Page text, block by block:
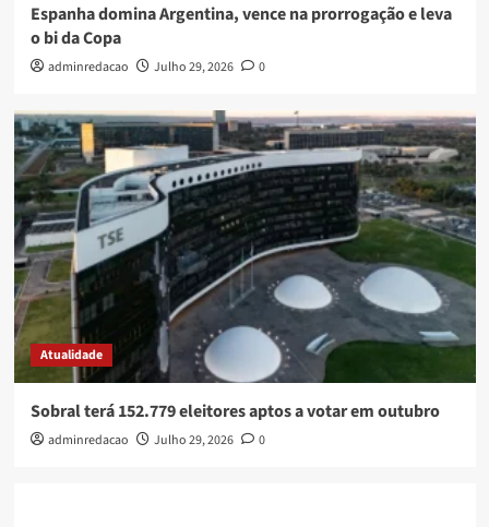
Espanha domina Argentina, vence na prorrogação e leva
o bi da Copa
adminredacao Julho 29, 2026 0
Atualidade
Sobral terá 152.779 eleitores aptos a votar em outubro
adminredacao Julho 29, 2026 0